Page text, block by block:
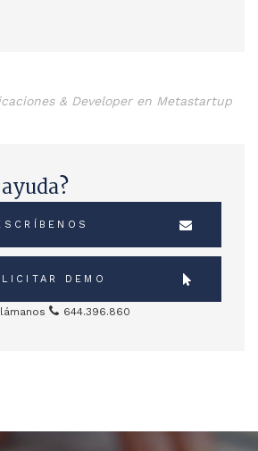
& Developer en Metastartup
DEMO
644.396.860